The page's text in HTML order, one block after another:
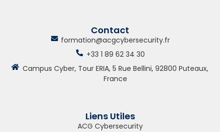
Liens Utiles
ACG Cybersecurity
Contact
formation@acgcybersecurity.fr
+33 1 89 62 34 30
Campus Cyber, Tour ERIA, 5 Rue Bellini, 92800 Puteaux,
France